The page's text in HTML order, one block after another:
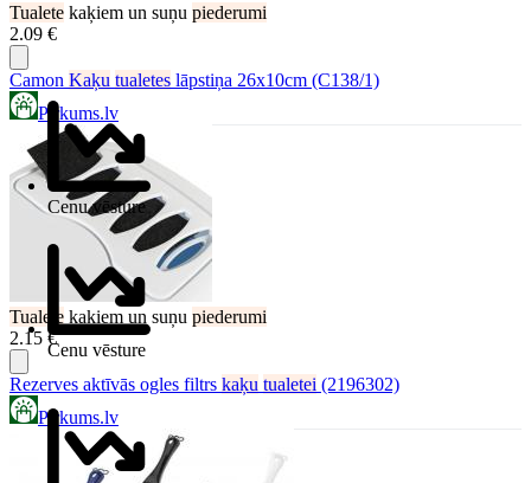
Tualete kaķiem un suņu piederumi
2.09 €
Cenu vēsture
Camon Kaķu tualetes lāpstiņa 26x10cm (C138/1)
Pirkums.lv
Tualete kaķiem un suņu piederumi
2.15 €
Cenu vēsture
Rezerves aktīvās ogles filtrs kaķu tualetei (2196302)
Pirkums.lv